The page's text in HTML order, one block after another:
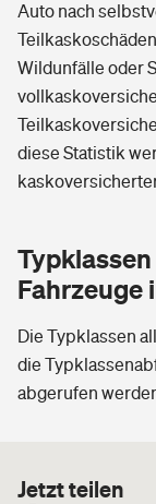
Auto nach
Wildunfälle oder
diese Statistik
Fahrzeuge
Die Typklassen
die
abgerufen
Jetzt teilen